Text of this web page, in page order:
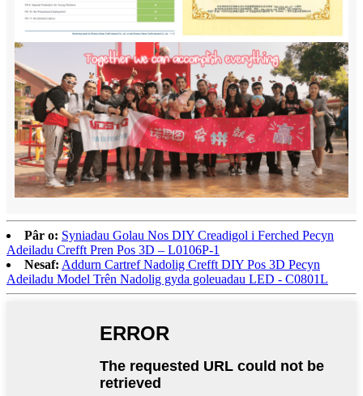
Pâr o: Syniadau Golau Nos DIY Creadigol i Ferched Pecyn
Adeiladu Crefft Pren Pos 3D – L0106P-1
Nesaf: Addurn Cartref Nadolig Crefft DIY Pos 3D Pecyn
Adeiladu Model Trên Nadolig gyda goleuadau LED - C0801L